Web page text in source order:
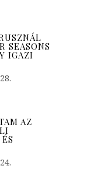
SEASONS
IGAZI
AZ